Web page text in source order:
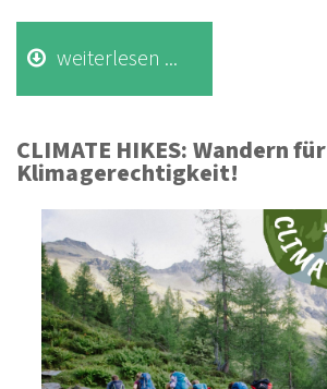
weiterlesen ...
CLIMATE HIKES: Wandern für
Klimagerechtigkeit!